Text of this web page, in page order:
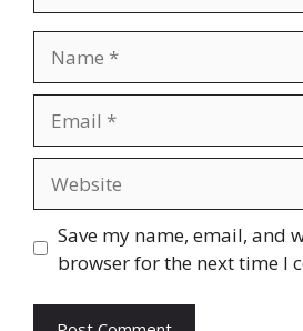
Save my name, email, and
browser for the next time I